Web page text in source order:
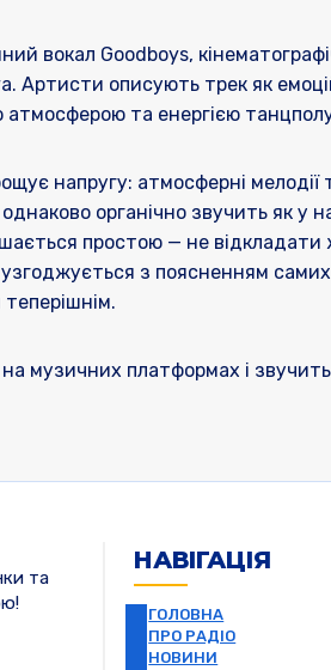
вокал Goodboys,
Артисти описують трек як
та енергією
напругу: атмосферні
органічно звучить як у
простою — не
з поясненням
музичних платформах і звучить
та
НАВІГАЦІЯ
ГОЛОВНА
ПРО РАДІО
НОВИНИ